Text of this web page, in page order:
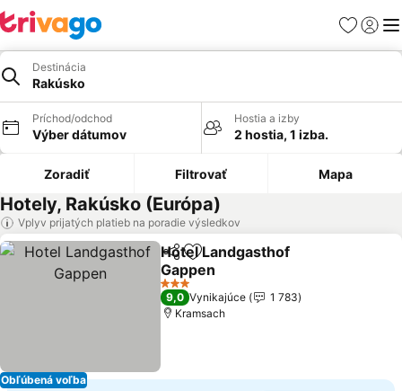
Obľúbené
Destinácia
Rakúsko
Príchod/odchod
Výber dátumov
Hostia a izby
2 hostia, 1 izba.
Zoradiť Filtrovať Mapa
Hotely, Rakúsko (Európa)
Vplyv prijatých platieb na poradie výsledkov
Obľúbená voľba
ZdieľaťPridať do obľúbených
Hotel Landgasthof
Gappen
3 Počet hviezdičiek
9,0 Vynikajúce
1 783
Kramsach